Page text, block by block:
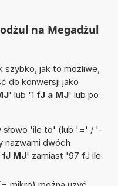
na Megadżul
szybko, jak to możliwe,
do konwersji jako
' lub '1 fJ a MJ' lub po
słowo 'ile to' (lub '=' / '-
nazwami dwóch
fJ MJ' zamiast '97 fJ ile